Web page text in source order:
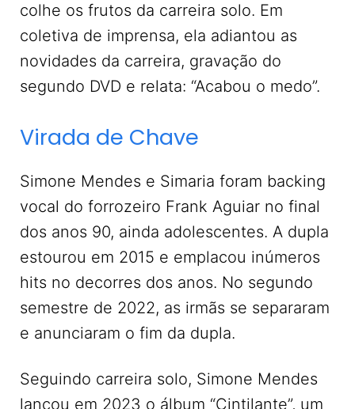
colhe os frutos da carreira solo. Em
coletiva de imprensa, ela adiantou as
novidades da carreira, gravação do
segundo DVD e relata: “Acabou o medo”.
Virada de Chave
Simone Mendes e Simaria foram backing
vocal do forrozeiro Frank Aguiar no final
dos anos 90, ainda adolescentes. A dupla
estourou em 2015 e emplacou inúmeros
hits no decorres dos anos. No segundo
semestre de 2022, as irmãs se separaram
e anunciaram o fim da dupla.
Seguindo carreira solo, Simone Mendes
lançou em 2023 o álbum “Cintilante”, um